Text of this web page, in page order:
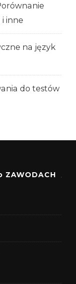
i inne
na język
do testów